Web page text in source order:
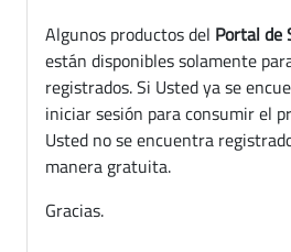
Algunos productos del Portal de
están disponibles solamente
registrados. Si Usted ya se
iniciar sesión para consumir el
Usted no se encuentra
manera gratuita.
Gracias.